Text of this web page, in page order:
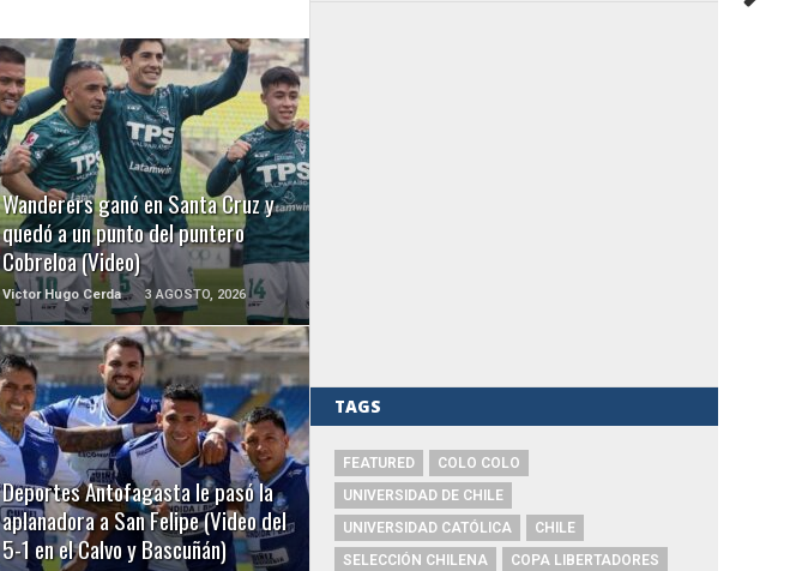
Wanderers ganó en Santa Cruz y
quedó a un punto del puntero
Cobreloa (Video)
Victor Hugo Cerda 3 AGOSTO, 2026
LEER MÁS
Deportes Antofagasta le pasó la
aplanadora a San Felipe (Video del
5-1 en el Calvo y Bascuñán)
LEER MÁS
TAGS
FEATURED
COLO COLO
UNIVERSIDAD DE CHILE
UNIVERSIDAD CATÓLICA
CHILE
SELECCIÓN CHILENA
COPA LIBERTADORES